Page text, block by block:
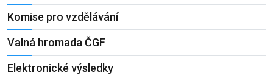
Komise pro vzdělávání
Valná hromada ČGF
Elektronické výsledky